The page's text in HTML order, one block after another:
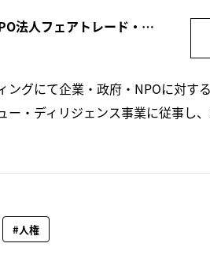
潮崎 真惟子（認定NPO法人フェアトレード・ラベル・ジャパン事務局長）
ングにて企業・政府・NPOに対す
ー・ディリジェンス事業に従事し
#人権